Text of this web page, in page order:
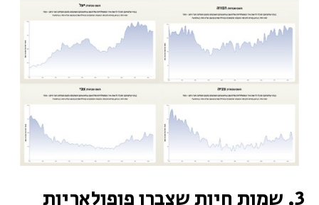
3. שמות חיות שצברו פופולאריות